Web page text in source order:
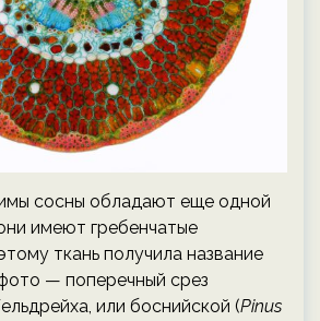
сосны обладают еще одной
имеют гребенчатые
ткань получила название
— поперечный срез
или боснийской (Pinus